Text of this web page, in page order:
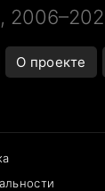
,
О проекте